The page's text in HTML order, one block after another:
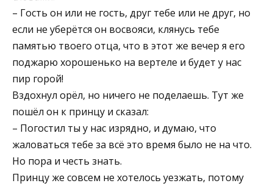
– Гость он или не гость, друг тебе или не друг, но
если не уберётся он восвояси, клянусь тебе
памятью твоего отца, что в этот же вечер я его
поджарю хорошенько на вертеле и будет у нас
пир горой!
Вздохнул орёл, но ничего не поделаешь. Тут же
пошёл он к принцу и сказал:
– Погостил ты у нас изрядно, и думаю, что
жаловаться тебе за всё это время было не на что.
Но пора и честь знать.
Принцу же совсем не хотелось уезжать, потому